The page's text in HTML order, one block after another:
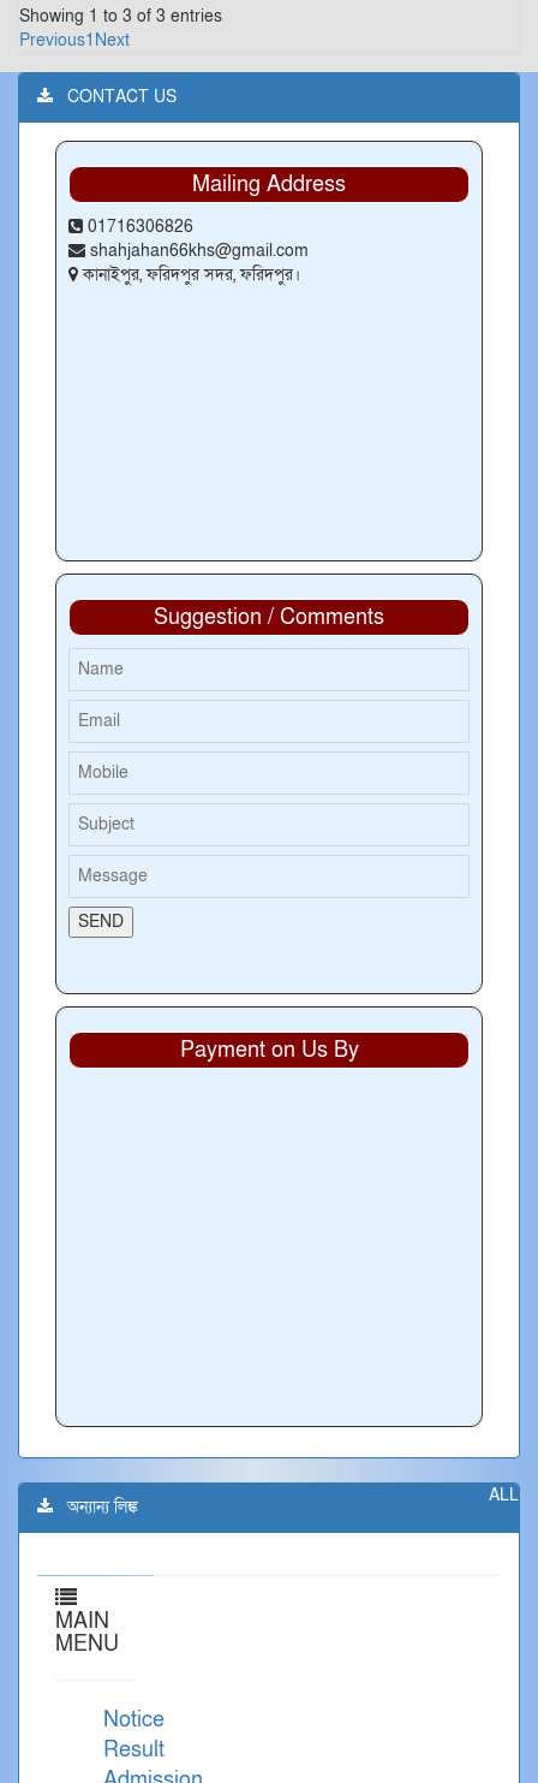
Showing 1 to 3 of 3 entries
Previous1 Next
CONTACT US
Mailing Address
01716306826
shahjahan66khs@gmail.com
কানাইপুর, ফরিদপুর সদর, ফরিদপুর।
Suggestion / Comments
Payment on Us By
ALL
অন্যান্য লিঙ্ক
MAIN
MENU
Notice
Result